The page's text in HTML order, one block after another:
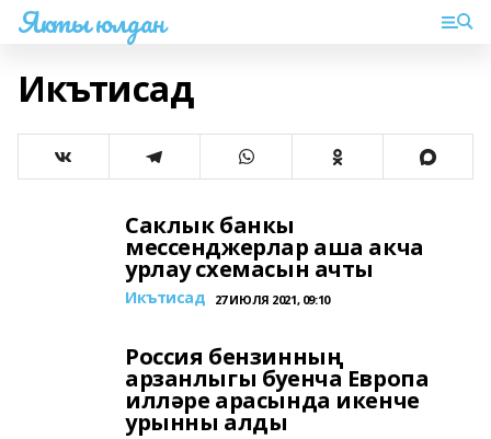
Якты юлдан
Икътисад
Саклык банкы
мессенджерлар аша акча
урлау схемасын ачты
Икътисад 27 ИЮЛЯ 2021, 09:10
Россия бензинның
арзанлыгы буенча Европа
илләре арасында икенче
урынны алды